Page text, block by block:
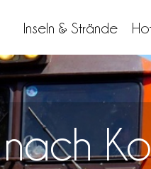
Inseln & Strände
nach